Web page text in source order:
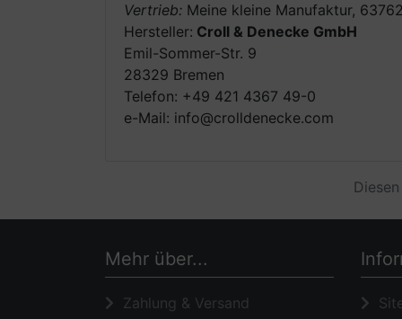
Vertrieb: Meine kleine Manufaktur,
Hersteller: Croll & Denecke GmbH
Emil-Sommer-Str. 9
28329 Bremen
Telefon: +49 421 4367 49-0
e-Mail: info@crolldenecke.com
Mehr über...
Zahlung & Versand